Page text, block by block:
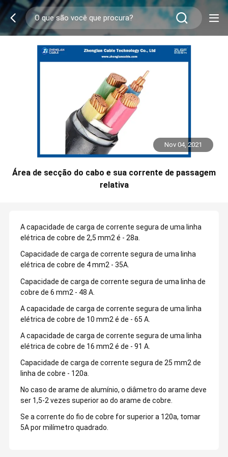
Nov 04, 2021
Área de secção do cabo e sua corrente de passagem
relativa
A capacidade de carga de corrente segura de uma linha
elétrica de cobre de 2,5 mm2 é - 28a.
Capacidade de carga de corrente segura de uma linha
elétrica de cobre de 4 mm2 - 35A.
Capacidade de carga de corrente segura de uma linha de
cobre de 6 mm2 - 48 A.
A capacidade de carga de corrente segura de uma linha
elétrica de cobre de 10 mm2 é de - 65 A.
A capacidade de carga de corrente segura de uma linha
elétrica de cobre de 16 mm2 é de - 91 A.
Capacidade de carga de corrente segura de 25 mm2 de
linha de cobre - 120a.
No caso de arame de alumínio, o diâmetro do arame deve
ser 1,5-2 vezes superior ao do arame de cobre.
Se a corrente do fio de cobre for superior a 120a, tomar
5A por milímetro quadrado.